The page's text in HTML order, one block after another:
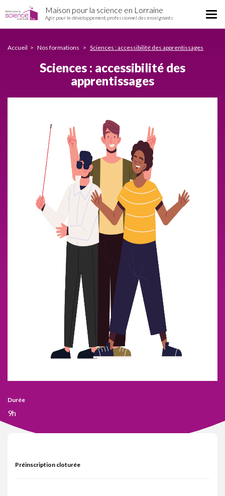
apprentissages
au
Maison pour la science en Lorraine
Agir pour le développement professionnel des enseignants
Accueil Nos formations Sciences : accessibilité des apprentissages
Sciences : accessibilité des
apprentissages
Durée
9h
Préinscription cloturée